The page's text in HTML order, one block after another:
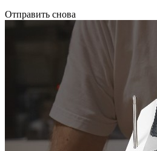
Отправить снова